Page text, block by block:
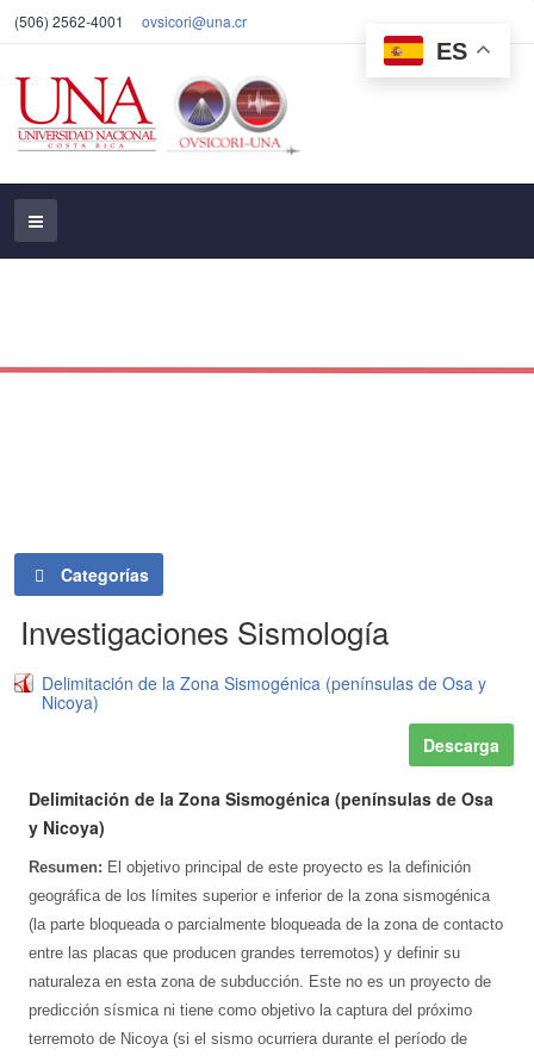
(506) 2562-4001 ovsicori@una.cr
ES
Categorías
Investigaciones Sismología
Delimitación de la Zona Sismogénica (penínsulas de Osa y
Nicoya)
Descarga
Delimitación de la Zona Sismogénica (penínsulas de Osa
y Nicoya)
Resumen: El objetivo principal de este proyecto es la definición
geográfica de los límites superior e inferior de la zona sismogénica
(la parte bloqueada o parcialmente bloqueada de la zona de contacto
entre las placas que producen grandes terremotos) y definir su
naturaleza en esta zona de subducción. Este no es un proyecto de
predicción sísmica ni tiene como objetivo la captura del próximo
terremoto de Nicoya (si el sismo ocurriera durante el período de